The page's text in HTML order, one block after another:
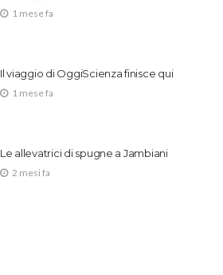
1 mese fa
Il viaggio di OggiScienza finisce qui
1 mese fa
Le allevatrici di spugne a Jambiani
2 mesi fa